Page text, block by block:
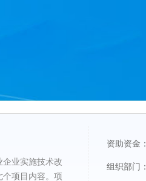
业实施技术改
个项目内容。项
资助资金：
组织部门：